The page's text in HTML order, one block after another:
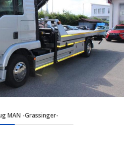
MAN -Grassinger-